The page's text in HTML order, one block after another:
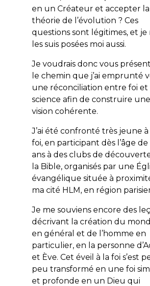
en un Créateur et accepter la
théorie de l’évolution ? Ces
questions sont légitimes, et je
les suis posées moi aussi.
Je voudrais donc vous
le chemin que j’ai emprunté
une réconciliation entre foi et
science afin de construire une
vision cohérente.
J’ai été confronté très jeune à
foi, en participant dès l’âge de
ans à des clubs de
la Bible, organisés par une
évangélique située à
ma cité HLM, en région
Je me souviens encore des
décrivant la création du
en général et de l’homme en
particulier, en la personne
et Ève. Cet éveil à la foi s’est
peu transformé en une foi
et profonde en un Dieu qui